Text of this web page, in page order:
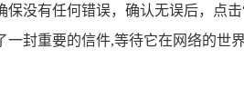
没有任何错误，确认无误后，点
封重要的信件,等待它在网络的世界